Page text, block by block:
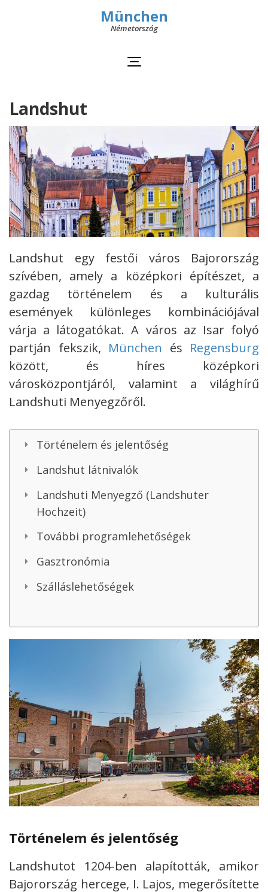
München
Németország
Landshut
Landshut egy festői város Bajorország
szívében, amely a középkori építészet, a
gazdag történelem és a kulturális
események különleges kombinációjával
várja a látogatókat.A város az Isar folyó
partján fekszik, München és Regensburg
között, és híres középkori
városközpontjáról, valamint a világhírű
Landshuti Menyegzőről.
Történelem és jelentőség
Landshut látnivalók
Landshuti Menyegző (Landshuter
Hochzeit)
További programlehetőségek
Gasztronómia
Szálláslehetőségek
Történelem és jelentőség
Landshutot 1204-ben alapították, amikor
Bajorország hercege, I. Lajos, megerősítette